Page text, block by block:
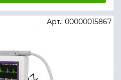
Арт.: 00000015867